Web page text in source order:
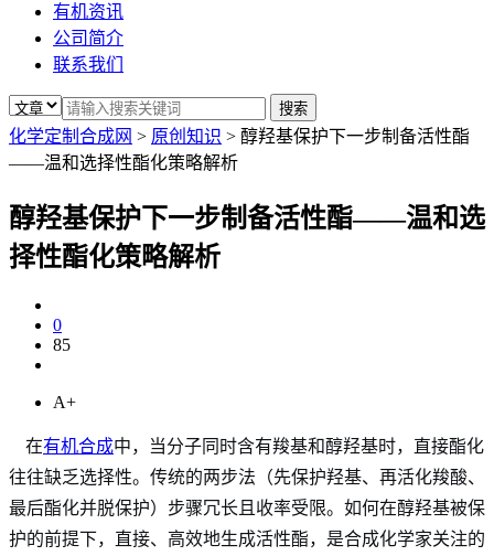
有机资讯
公司简介
联系我们
化学定制合成网 > 原创知识 > 醇羟基保护下一步制备活性酯
——温和选择性酯化策略解析
醇羟基保护下一步制备活性酯——温和选
择性酯化策略解析
0
85
A+
在有机合成中，当分子同时含有羧基和醇羟基时，直接酯化
往往缺乏选择性。传统的两步法（先保护羟基、再活化羧酸、
最后酯化并脱保护）步骤冗长且收率受限。如何在醇羟基被保
护的前提下，直接、高效地生成活性酯，是合成化学家关注的